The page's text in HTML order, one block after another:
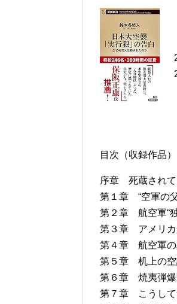
目次（収録作品）
序章 死蔵されて
第１章 “空軍の
第２章 航空軍“
第３章 アメリカ
第４章 航空軍の
第５章 机上の空
第６章 焼夷弾爆
第７章 こうして